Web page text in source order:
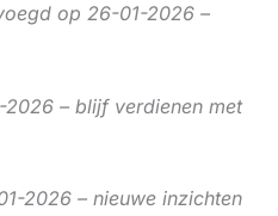
op 26-01-2026 –
– blijf verdienen met
2026 – nieuwe inzichten